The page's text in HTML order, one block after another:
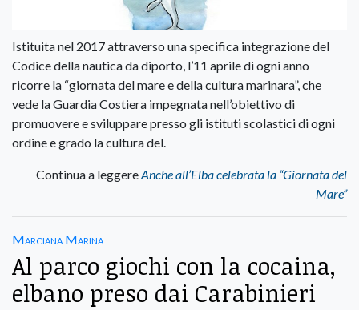
Istituita nel 2017 attraverso una specifica integrazione del
Codice della nautica da diporto, l’11 aprile di ogni anno
ricorre la “giornata del mare e della cultura marinara”, che
vede la Guardia Costiera impegnata nell’obiettivo di
promuovere e sviluppare presso gli istituti scolastici di ogni
ordine e grado la cultura del.
Continua a leggereAnche all’Elba celebrata la “Giornata del
Mare”
Marciana Marina
Al parco giochi con la cocaina,
elbano preso dai Carabinieri